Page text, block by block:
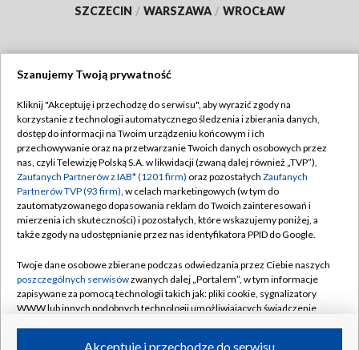
SZCZECIN / WARSZAWA / WROCŁAW
TVP
Abonament TVP
Emisja w TVP
Centrum informacji TVP
Naziemna Telewizja Cyfrowa
Rada Programowa
System NOS
Informacje o nadawcy
Regulamin TVP
Polityka prywatności
Moje zgody
Pomoc
Kontakt
Kanały
Szanujemy Twoją prywatność
Kliknij "Akceptuję i przechodzę do serwisu", aby wyrazić zgody na
korzystanie z technologii automatycznego śledzenia i zbierania danych,
dostęp do informacji na Twoim urządzeniu końcowym i ich
przechowywanie oraz na przetwarzanie Twoich danych osobowych przez
nas, czyli Telewizję Polską S.A. w likwidacji (zwaną dalej również „TVP”),
Zaufanych Partnerów z IAB* (1201 firm) oraz pozostałych Zaufanych
Partnerów TVP (93 firm), w celach marketingowych (w tym do
zautomatyzowanego dopasowania reklam do Twoich zainteresowań i
mierzenia ich skuteczności) i pozostałych, które wskazujemy poniżej, a
także zgody na udostępnianie przez nas identyfikatora PPID do Google.
Twoje dane osobowe zbierane podczas odwiedzania przez Ciebie naszych
poszczególnych serwisówzwanych dalej „Portalem”, w tym informacje
zapisywane za pomocą technologii takich jak: pliki cookie, sygnalizatory
WWW lub innych podobnych technologii umożliwiających świadczenie
Akceptuję i przechodzę do serwisu